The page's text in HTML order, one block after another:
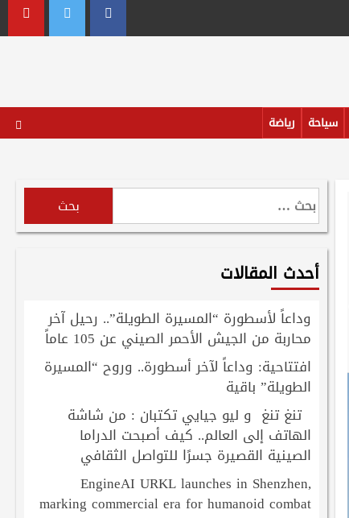
Facebook
Twitter
سياحة
رياضة
البحث
عن:
أحدث المقالات
وداعاً لأسطورة “المسيرة الطويلة”.. رحيل آخر
محاربة من الجيش الأحمر الصيني عن 105 عاماً
افتتاحية: وداعاً لآخر أسطورة.. وروح “المسيرة
الطويلة” باقية
تنغ تنغ و ليو جيايي تكتبان : من شاشة
الهاتف إلى العالم.. كيف أصبحت الدراما
الصينية القصيرة جسرًا للتواصل الثقافي
EngineAI URKL launches in Shenzhen,
marking commercial era for humanoid combat